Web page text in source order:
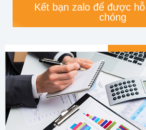
Kết bạn zalo để được
chóng